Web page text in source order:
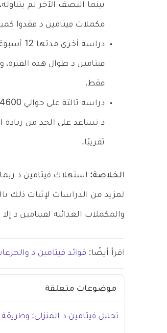
بينما النصف الآخر لم
مكملات فيتامين د فقدوا كمية أكبر
دراسة
فيتامين د طوال هذه
فقط.
تقريبًا.
الخلاصة: استهلاك فيتامين د
لمزيد من الدراسات لإثبات ذلك
والمكملات الغذائية لفيتامين د
اقرأ أيضًا: فوائد فيتامين د
موضوعات متعلقة
تحليل فيتامين د المنزلي: